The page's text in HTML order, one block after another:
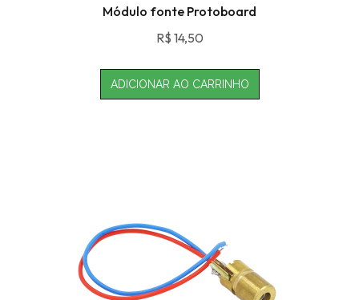
Módulo fonte Protoboard
R$ 14,50
ADICIONAR AO CARRINHO